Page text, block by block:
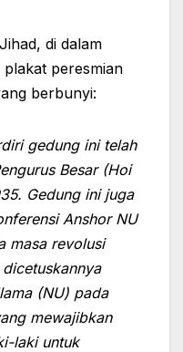
di dalam
peresmian
berbunyi:
gedung ini telah
Besar (Hoi
Gedung ini juga
Anshor NU
masa revolusi
(NU) pada
mewajibkan
laki untuk